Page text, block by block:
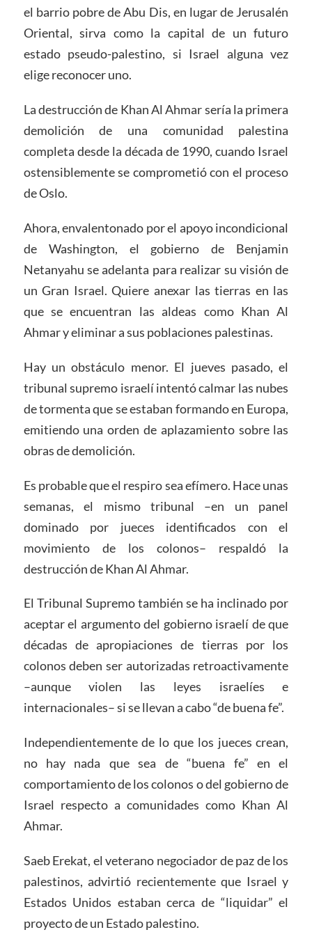
el barrio pobre de Abu Dis, en lugar de Jerusalén
Oriental, sirva como la capital de un futuro
estado pseudo-palestino, si Israel alguna vez
elige reconocer uno.
La destrucción de Khan Al Ahmar sería la primera
demolición de una comunidad palestina
completa desde la década de 1990, cuando Israel
ostensiblemente se comprometió con el proceso
de Oslo.
Ahora, envalentonado por el apoyo incondicional
de Washington, el gobierno de Benjamin
Netanyahu se adelanta para realizar su visión de
un Gran Israel. Quiere anexar las tierras en las
que se encuentran las aldeas como Khan Al
Ahmar y eliminar a sus poblaciones palestinas.
Hay un obstáculo menor. El jueves pasado, el
tribunal supremo israelí intentó calmar las nubes
de tormenta que se estaban formando en Europa,
emitiendo una orden de aplazamiento sobre las
obras de demolición.
Es probable que el respiro sea efímero. Hace unas
semanas, el mismo tribunal –en un panel
dominado por jueces identificados con el
movimiento de los colonos– respaldó la
destrucción de Khan Al Ahmar.
El Tribunal Supremo también se ha inclinado por
aceptar el argumento del gobierno israelí de que
décadas de apropiaciones de tierras por los
colonos deben ser autorizadas retroactivamente
–aunque violen las leyes israelíes e
internacionales– si se llevan a cabo “de buena fe”.
Independientemente de lo que los jueces crean,
no hay nada que sea de “buena fe” en el
comportamiento de los colonos o del gobierno de
Israel respecto a comunidades como Khan Al
Ahmar.
Saeb Erekat, el veterano negociador de paz de los
palestinos, advirtió recientemente que Israel y
Estados Unidos estaban cerca de “liquidar” el
proyecto de un Estado palestino.